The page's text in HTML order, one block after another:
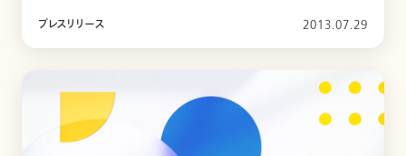
プレスリリース 2013.07.29